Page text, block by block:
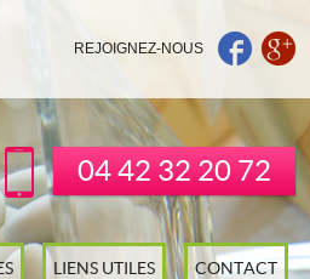
REJOIGNEZ-NOUS
04 42 32 20 72
LIENS UTILES CONTACT